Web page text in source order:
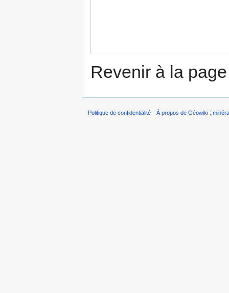
Revenir à la
Politique de confidentialité À propos de Géowiki :